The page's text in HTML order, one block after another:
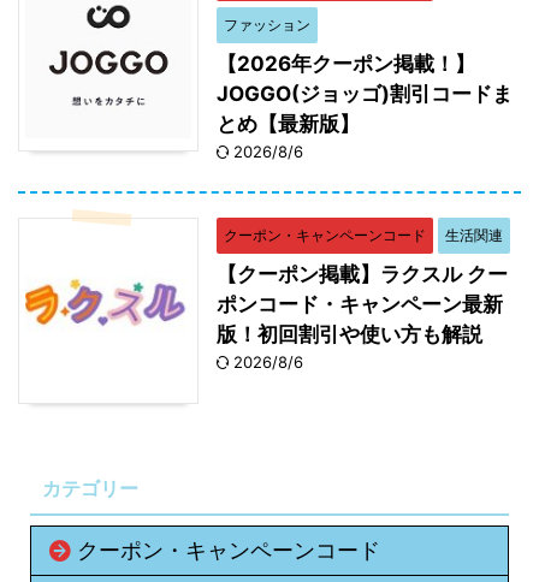
ト
カット済 ボイルたらば蟹 0.8kg(800g×1パ
ック)、 カット済 生ずわい蟹
1.6kg(800g×2パック)］、 生ずわい蟹 しゃ
特選セット 1kg、 黒毛和牛 肩ローススライ
ス すき焼き用 800g、 ローストビーフ
1kg、 黒毛和牛 サーロインステーキ
200g×3枚、 黒毛和牛 サーロインステーキ
200g×4枚、 とらふぐセット、 天然クエ鍋
セット
300円
カット済 ボイルずわい蟹＆ボイルたらば蟹
ク)、 やまやの博多もつ鍋 2個セット、 合
鴨鍋 2個セット、 のどぐろ炙り刺し・しゃ
ぶしゃぶ 2個セット
ファッション
【2026年クーポン掲載！】
JOGGO(ジョッゴ)割引コードま
とめ【最新版】
2026/8/6
クーポン・キャンペーンコード 生活関連
【クーポン掲載】ラクスル クー
ポンコード・キャンペーン最新
版！初回割引や使い方も解説
2026/8/6
カテゴリー
クーポン・キャンペーンコード